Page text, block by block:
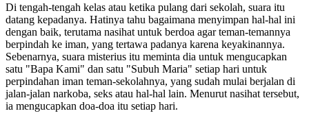
Di tengah-tengah kelas atau ketika pulang dari sekolah, suara itu
datang kepadanya. Hatinya tahu bagaimana menyimpan hal-hal ini
dengan baik, terutama nasihat untuk berdoa agar teman-temannya
berpindah ke iman, yang tertawa padanya karena keyakinannya.
Sebenarnya, suara misterius itu meminta dia untuk mengucapkan
satu "Bapa Kami" dan satu "Subuh Maria" setiap hari untuk
perpindahan iman teman-sekolahnya, yang sudah mulai berjalan di
jalan-jalan narkoba, seks atau hal-hal lain. Menurut nasihat tersebut,
ia mengucapkan doa-doa itu setiap hari.